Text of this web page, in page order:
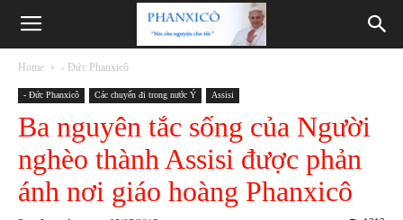
Phanxicô
Home - Đức Phanxicô
- Đức Phanxicô Các chuyến đi trong nước Ý Assisi
Ba nguyên tắc sống của Người
nghèo thành Assisi được phản
ánh nơi giáo hoàng Phanxicô